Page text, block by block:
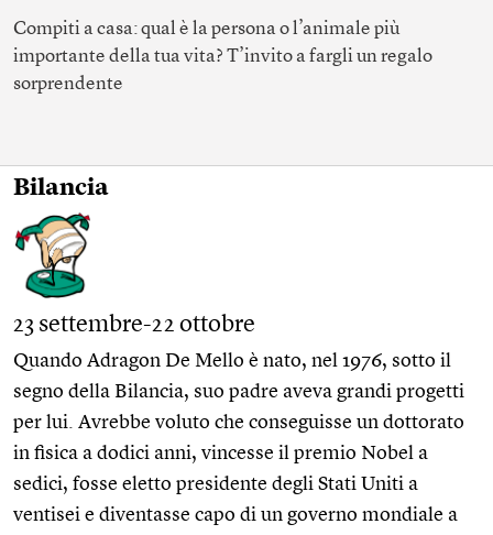
Compiti a casa: qual è la persona o l’animale più
importante della tua vita? T’invito a fargli un regalo
sorprendente
Bilancia
23 settembre-22 ottobre
Quando Adragon De Mello è nato, nel 1976, sotto il
segno della Bilancia, suo padre aveva grandi progetti
per lui. Avrebbe voluto che conseguisse un dottorato
in fisica a dodici anni, vincesse il premio Nobel a
sedici, fosse eletto presidente degli Stati Uniti a
ventisei e diventasse capo di un governo mondiale a